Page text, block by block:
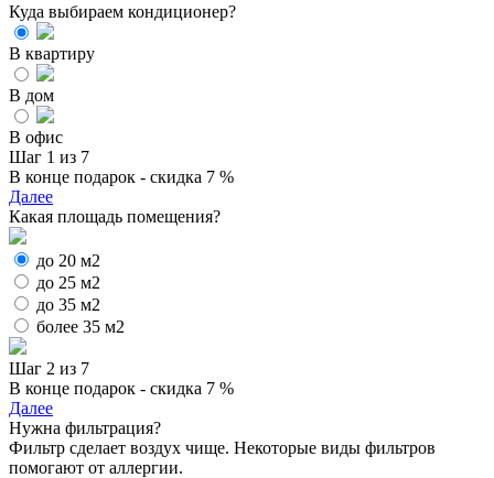
Куда выбираем кондиционер?
В квартиру
В дом
В офис
Шаг 1 из 7
В конце подарок - скидка 7 %
Далее
Какая площадь помещения?
до 20 м2
до 25 м2
до 35 м2
более 35 м2
Шаг 2 из 7
В конце подарок - скидка 7 %
Далее
Нужна фильтрация?
Фильтр сделает воздух чище. Некоторые виды фильтров
помогают от аллергии.